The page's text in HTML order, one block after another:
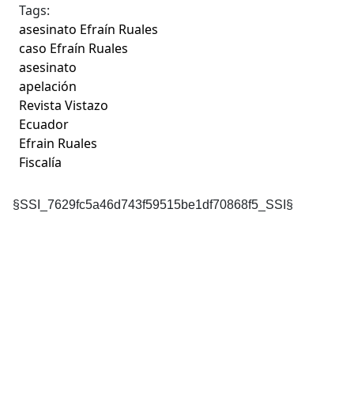
Tags:
asesinato Efraín Ruales
caso Efraín Ruales
asesinato
apelación
Revista Vistazo
Ecuador
Efrain Ruales
Fiscalía
§SSI_7629fc5a46d743f59515be1df70868f5_SSI§